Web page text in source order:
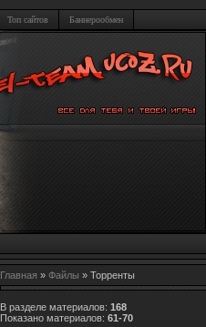
Топ сайтов Баннерообмен
Главная » Файлы » Торренты
В разделе материалов: 168
Показано материалов: 61-70